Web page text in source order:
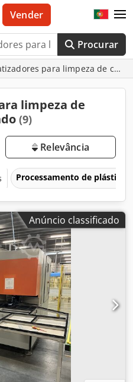
Procurar
Vender
para limpeza de
limpeza de
(9)
Relevância
Processamento de
Anúncio classificado